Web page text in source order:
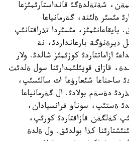
شةتةلدةگئ قانداستارئمئزعا
مئسئر ةلئنة، گةرمانياعا
مئسئردا تذراقتانئپ
ذيرةنؤگة بارعانداردئ، نة
ازاماتتاردئ كوزئمئز شالدئ. ولار
قازاق قويئلئمدارئنا سول ةلدئث
ساحناعا شئعارؤعا ات سالئسئپ،
دةسةم بولادئ. ال گةرمانياعا
ةستئپ، سوناؤ فرانسيادان،
كةلگةن قازاقتاردئ كورئپ،
كذا بولدئق. ول ةلدة